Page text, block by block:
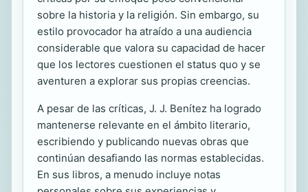
sobre la historia y la religión. Sin embargo, su
estilo provocador ha atraído a una audiencia
considerable que valora su capacidad de hacer
que los lectores cuestionen el status quo y se
aventuren a explorar sus propias creencias.
A pesar de las críticas, J. J. Benítez ha logrado
mantenerse relevante en el ámbito literario,
escribiendo y publicando nuevas obras que
continúan desafiando las normas establecidas.
En sus libros, a menudo incluye notas